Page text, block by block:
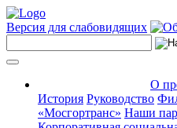
Версия для слабовидящих
О
История Руководство
«Мосгортранс» Наши